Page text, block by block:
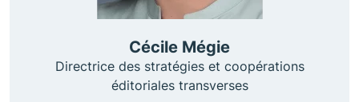
Cécile Mégie
Directrice des stratégies et coopérations
éditoriales transverses